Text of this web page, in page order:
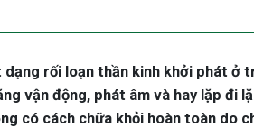
rối loạn thần kinh khởi phát ở
vận động, phát âm và hay lặp đi
có cách chữa khỏi hoàn toàn do